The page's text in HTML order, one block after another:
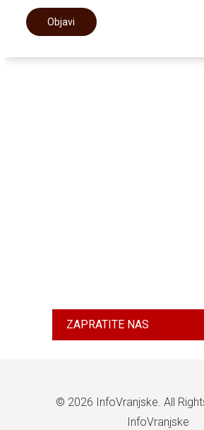
ZAPRATITE NAS
© 2026 InfoVranjske. All
InfoVranjske